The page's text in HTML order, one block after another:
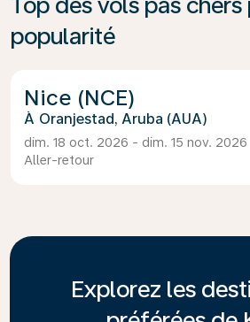
popularité
Nice (NCE)
Oranjestad, Aruba (AUA)
dim. 18 oct. 2026 - dim. 15 nov. 2026
Aller-retour
Explorez les